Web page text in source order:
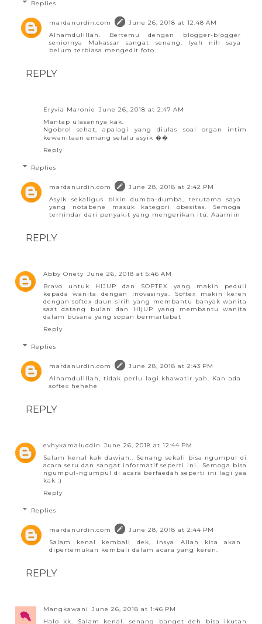
Replies
mardanurdin.com
June 26, 2018 at 12:48 AM
Alhamdulillah. Bertemu dengan blogger-blogger
seniornya Makassar sangat senang. Iyah nih saya
belum terbiasa mengedit foto.
REPLY
Eryvia Maronie
June 26, 2018 at 2:47 AM
Mantap ulasannya kak.
Ngobrol sehat, apalagi yang diulas soal organ intim
kewanitaan emang selalu asyik ��
Reply
Replies
mardanurdin.com
June 28, 2018 at 2:42 PM
Asyik sekaligus bikin dumba-dumba, terutama saya
yang notabene masuk kategori obesitas. Semoga
terhindar dari penyakit yang mengerikan itu. Aaamiin
REPLY
Abby Onety June 26, 2018 at 5:46 AM
Bravo untuk HIJUP dan SOPTEX yang makin peduli
kepada wanita dengan inovasinya. Softex makin keren
dengan softex daun sirih yang membantu banyak wanita
saat datang bulan dan HIjUP yang membantu wanita
dalam busana yang sopan bermartabat
Reply
Replies
mardanurdin.com
June 28, 2018 at 2:43 PM
Alhamdulillah, tidak perlu lagi khawatir yah. Kan ada
softex hehehe
REPLY
evhykamaluddin
June 26, 2018 at 12:44 PM
Salam kenal kak dawiah.. Senang sekali bisa ngumpul di
acara seru dan sangat informatif seperti ini.. Semoga bisa
ngumpul-ngumpul di acara berfaedah seperti ini lagi yaa
kak :)
Reply
Replies
mardanurdin.com
June 28, 2018 at 2:44 PM
Salam kenal kembali dek, insya Allah kita akan
dipertemukan kembali dalam acara yang keren.
REPLY
Mangkawani
June 26, 2018 at 1:46 PM
Halo kk. Salam kenal. senang banget deh bisa ikutan